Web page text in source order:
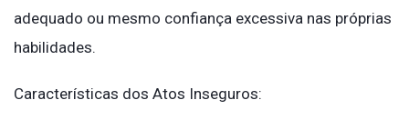
adequado ou mesmo confiança excessiva nas próprias
habilidades.
Características dos Atos Inseguros: